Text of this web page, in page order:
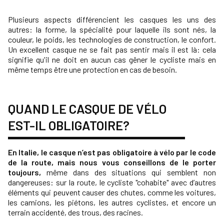
Plusieurs aspects différencient les casques les uns des
autres: la forme, la spécialité pour laquelle ils sont nés, la
couleur, le poids, les technologies de construction, le confort.
Un excellent casque ne se fait pas sentir mais il est là: cela
signifie qu'il ne doit en aucun cas gêner le cycliste mais en
même temps être une protection en cas de besoin.
QUAND LE CASQUE DE VÉLO
EST-IL OBLIGATOIRE?
En Italie, le casque n’est pas obligatoire à vélo par le code
de la route, mais nous vous conseillons de le porter
toujours, même dans des situations qui semblent non
dangereuses: sur la route, le cycliste "cohabite" avec d’autres
éléments qui peuvent causer des chutes, comme les voitures,
les camions, les piétons, les autres cyclistes, et encore un
terrain accidenté, des trous, des racines.